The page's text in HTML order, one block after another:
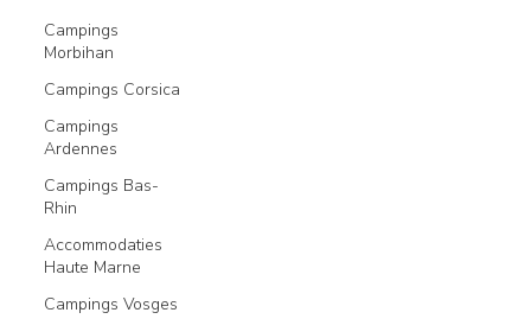
Campings
Morbihan
Campings Corsica
Campings
Ardennes
Campings Bas-
Rhin
Accommodaties
Haute Marne
Campings Vosges